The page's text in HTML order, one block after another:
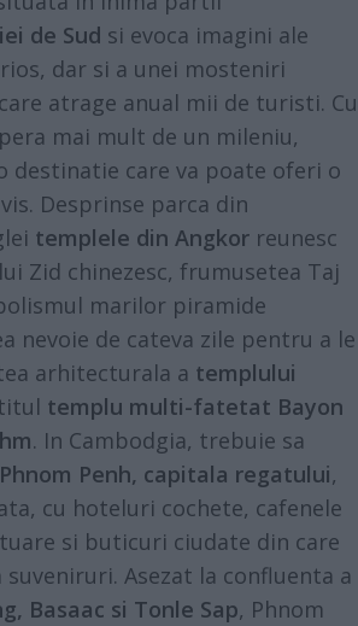
de Sud si evoca imagini ale
dar si a unei mosteniri
atrage anual mii de turisti. Cu
mai mult de un mileniu,
destinatie care va poate oferi o
Desprinse parca din
templele din Angkor reunesc
Zid chinezesc, frumusetea Taj
marilor piramide
nevoie de cateva zile pentru a le
arhitecturala a templului
templu multi-fatetat Bayon
. In Cambodgia, trebuie sa
Phnom Penh, capitala regatului,
cu hoteluri cochete, cafenele
si buticuri ciudate din care
Asezat la confluenta a
Basaac si Tonle Sap, Phnom